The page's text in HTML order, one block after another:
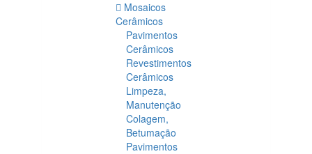
Mosaicos
Cerâmicos
Pavimentos
Cerâmicos
Revestimentos
Cerâmicos
Limpeza,
Manutenção
Colagem,
Betumação
Pavimentos